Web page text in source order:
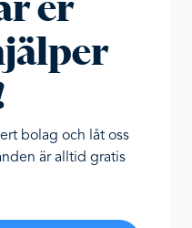
bolag och låt oss
är alltid gratis